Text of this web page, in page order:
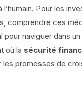
Pour les
comprendre ces
pour naviguer dans un
où la sécurité
les promesses de